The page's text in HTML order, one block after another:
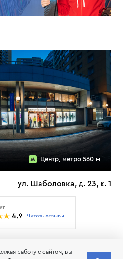
Центр, метро 560 м
ул. Шаболовка, д. 23, к. 1
работу с сайтом, вы